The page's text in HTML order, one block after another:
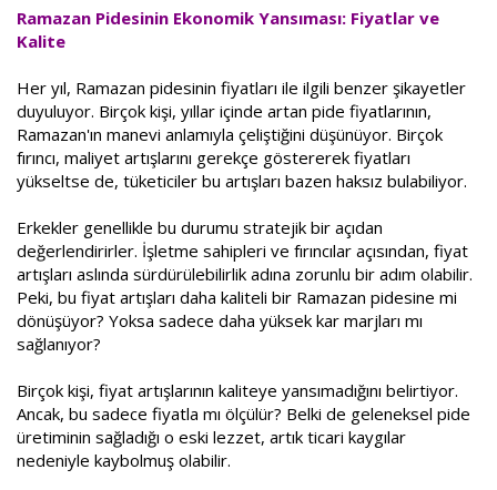
Ramazan Pidesinin Ekonomik Yansıması: Fiyatlar ve
Kalite
Her yıl, Ramazan pidesinin fiyatları ile ilgili benzer şikayetler
duyuluyor. Birçok kişi, yıllar içinde artan pide fiyatlarının,
Ramazan'ın manevi anlamıyla çeliştiğini düşünüyor. Birçok
fırıncı, maliyet artışlarını gerekçe göstererek fiyatları
yükseltse de, tüketiciler bu artışları bazen haksız bulabiliyor.
Erkekler genellikle bu durumu stratejik bir açıdan
değerlendirirler. İşletme sahipleri ve fırıncılar açısından, fiyat
artışları aslında sürdürülebilirlik adına zorunlu bir adım olabilir.
Peki, bu fiyat artışları daha kaliteli bir Ramazan pidesine mi
dönüşüyor? Yoksa sadece daha yüksek kar marjları mı
sağlanıyor?
Birçok kişi, fiyat artışlarının kaliteye yansımadığını belirtiyor.
Ancak, bu sadece fiyatla mı ölçülür? Belki de geleneksel pide
üretiminin sağladığı o eski lezzet, artık ticari kaygılar
nedeniyle kaybolmuş olabilir.